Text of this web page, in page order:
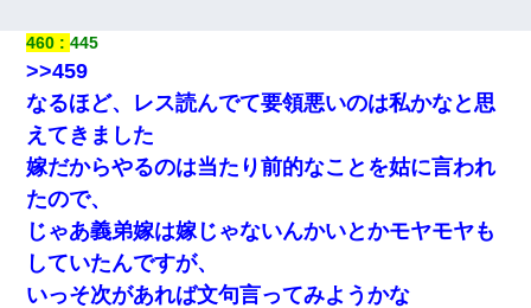
460 445
>>459
なるほど、レス読んでて要領悪いのは私かなと思
えてきました
嫁だからやるのは当たり前的なことを姑に言われ
たので、
じゃあ義弟嫁は嫁じゃないんかいとかモヤモヤも
していたんですが、
いっそ次があれば文句言ってみようかな